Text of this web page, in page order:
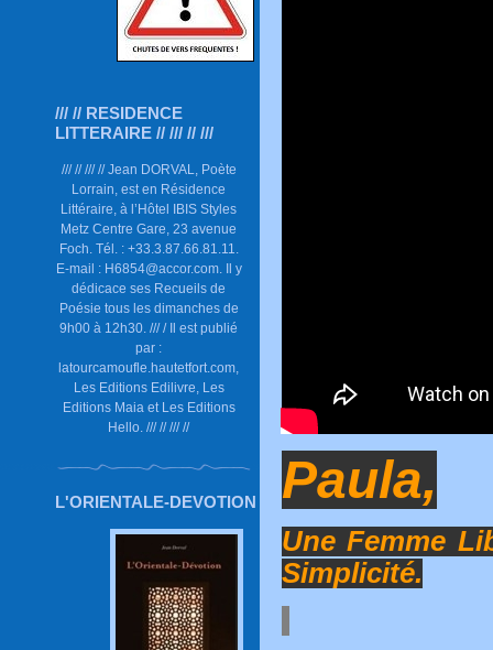
/// // RESIDENCE
LITTERAIRE // /// // ///
/// // /// // Jean DORVAL, Poète
Lorrain, est en Résidence
Littéraire, à l’Hôtel IBIS Styles
Metz Centre Gare, 23 avenue
Foch. Tél. : +33.3.87.66.81.11.
E-mail : H6854@accor.com. Il y
dédicace ses Recueils de
Poésie tous les dimanches de
9h00 à 12h30. /// / Il est publié
par :
latourcamoufle.hautetfort.com,
Les Editions Edilivre, Les
Editions Maia et Les Editions
Hello. /// // /// //
L'ORIENTALE-DEVOTION Paula,
Une Femme
Simplicité.